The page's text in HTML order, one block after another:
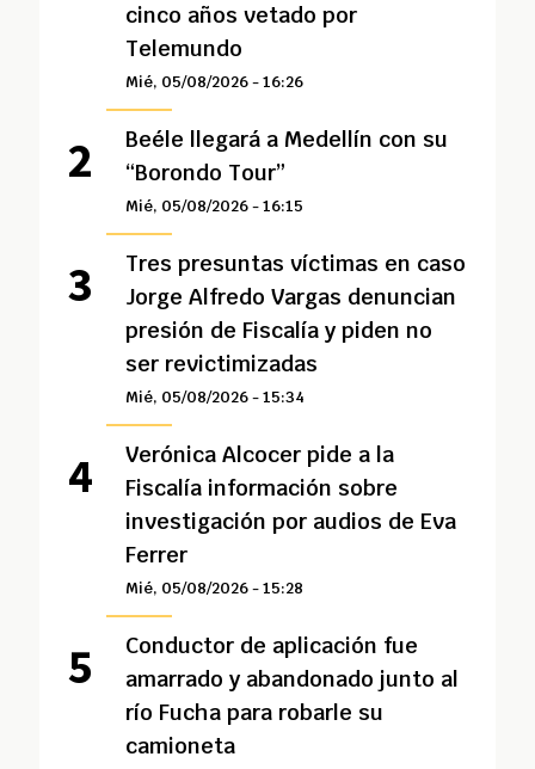
cinco años vetado por
Telemundo
Mié, 05/08/2026 - 16:26
Beéle llegará a Medellín con su
“Borondo Tour”
Mié, 05/08/2026 - 16:15
Tres presuntas víctimas en caso
Jorge Alfredo Vargas denuncian
presión de Fiscalía y piden no
ser revictimizadas
Mié, 05/08/2026 - 15:34
Verónica Alcocer pide a la
Fiscalía información sobre
investigación por audios de Eva
Ferrer
Mié, 05/08/2026 - 15:28
Conductor de aplicación fue
amarrado y abandonado junto al
río Fucha para robarle su
camioneta